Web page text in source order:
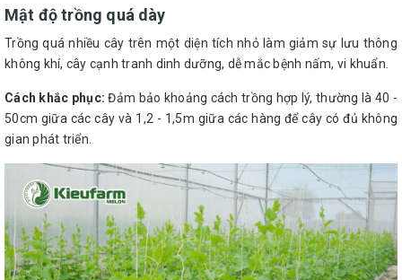
Mật độ trồng quá dày
Trồng quá nhiều cây trên một diện tích nhỏ làm giảm sự lưu thông
không khí, cây cạnh tranh dinh dưỡng, dễ mắc bệnh nấm, vi khuẩn.
Cách khắc phục:Đảm bảo khoảng cách trồng hợp lý, thường là 40 -
50cm giữa các cây và 1,2 - 1,5m giữa các hàng để cây có đủ không
gian phát triển.